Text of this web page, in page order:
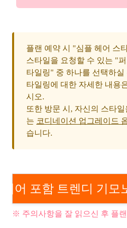
플랜 예약 시 "심플 헤어 스
스타일을 요청할 수 있는 "
타일링" 중 하나를 선택하실
타일링에 대한 자세한 내용
시오.
또한 방문 시, 자신의 스타
는 코디네이션 업그레이드
습니다.
헤어 포함 트렌디 기모
※ 주의사항을 잘 읽으신 후 플